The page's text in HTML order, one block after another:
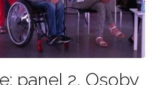
panel 2, Osoby